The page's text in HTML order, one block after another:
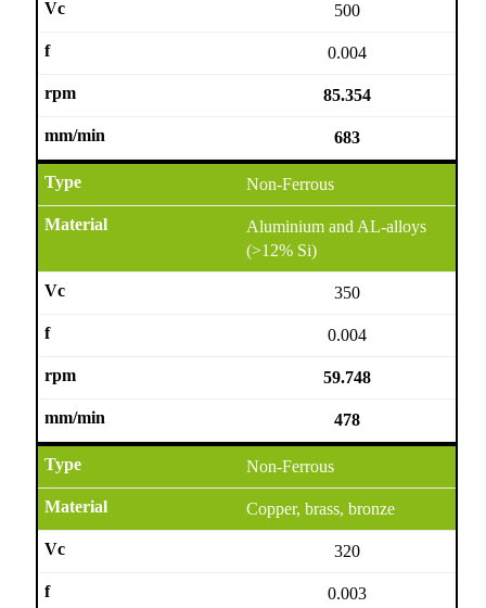
500
0.004
85.354
683
Non-Ferrous
Aluminium and AL-alloys
(>12% Si)
350
0.004
59.748
478
Non-Ferrous
Copper, brass, bronze
320
0.003